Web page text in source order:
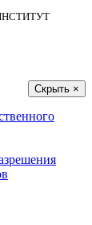
Скрыть ×